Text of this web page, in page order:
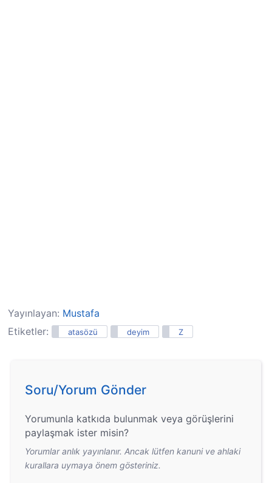
Yayınlayan: Mustafa
Etiketler:
atasözü deyim Z
Soru/Yorum Gönder
Yorumunla katkıda bulunmak veya görüşlerini
paylaşmak ister misin?
Yorumlar anlık yayınlanır. Ancak lütfen kanuni ve ahlaki
kurallara uymaya önem gösteriniz.